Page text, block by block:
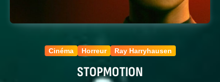
Cinéma Horreur Ray Harryhausen
STOPMOTION